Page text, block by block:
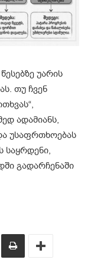
უარის
თუ ჩვენ
ადამიანს,
უსაფრთხოებას
საყრდენი,
გადარჩენაში